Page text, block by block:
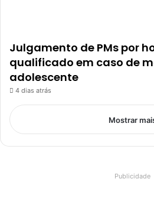
Julgamento de PMs por
qualificado em caso de
adolescente
4 dias atrás
Mostrar
Publicidade